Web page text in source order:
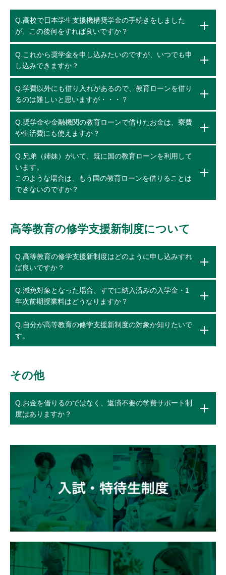
Q.高校で日本学生支援機構奨学金の手続きをしました
が、この後何をすれば良いですか？
Q.これから奨学金を申し込みたいのですが、いつでも申
し込みできますか？
Q.学費以外にも借り入れがあるので、教育ローンを借り
るのは難しいと思いますが・・・？
Q.奨学金や金融機関の教育ローンで借りたお金は、寮費
や生活費にも使えますか？
Q.兄弟（姉妹）がいて、既に国の教育ローンを利用して
います。
このような場合は、もう国の教育ローンを借りることは
できないのですか？
高等教育の修学支援新制度について
Q.高等教育の修学支援新制度はどのように申し込みすれ
ば良いですか？
Q.減免対象となった場合、すでに納入済みの入学金・1
年次前期授業料はどうなりますか？
Q.自分が高等教育の修学支援新制度の対象か知りたいで
す。
その他
Q.お金を借りるのではなく、返済不要の学費サポート制
度はありますか？